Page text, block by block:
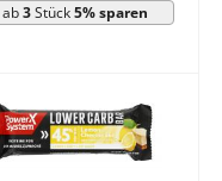
ab3Stück5% sparen